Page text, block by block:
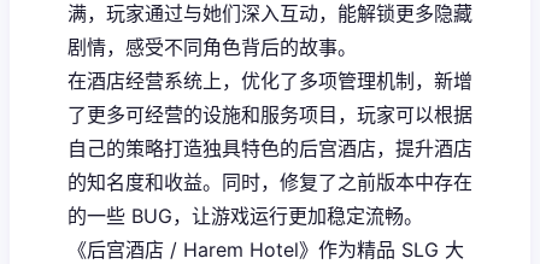
满，玩家通过与她们深入互动，能解锁更多隐藏
剧情，感受不同角色背后的故事。
在酒店经营系统上，优化了多项管理机制，新增
了更多可经营的设施和服务项目，玩家可以根据
自己的策略打造独具特色的后宫酒店，提升酒店
的知名度和收益。同时，修复了之前版本中存在
的一些 BUG，让游戏运行更加稳定流畅。
《后宫酒店 / Harem Hotel》作为精品 SLG 大